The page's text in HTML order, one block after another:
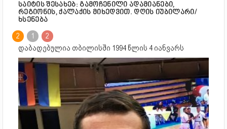
საიტის შესახებ: გამოჩენილი ადამიანები,
რეგიონის, ქალაქის მიხედვით. დღის იუბილარი/
ხსენება
2 1
2
დაბადებულია თბილისში 1994 წლის 4 იანვარს